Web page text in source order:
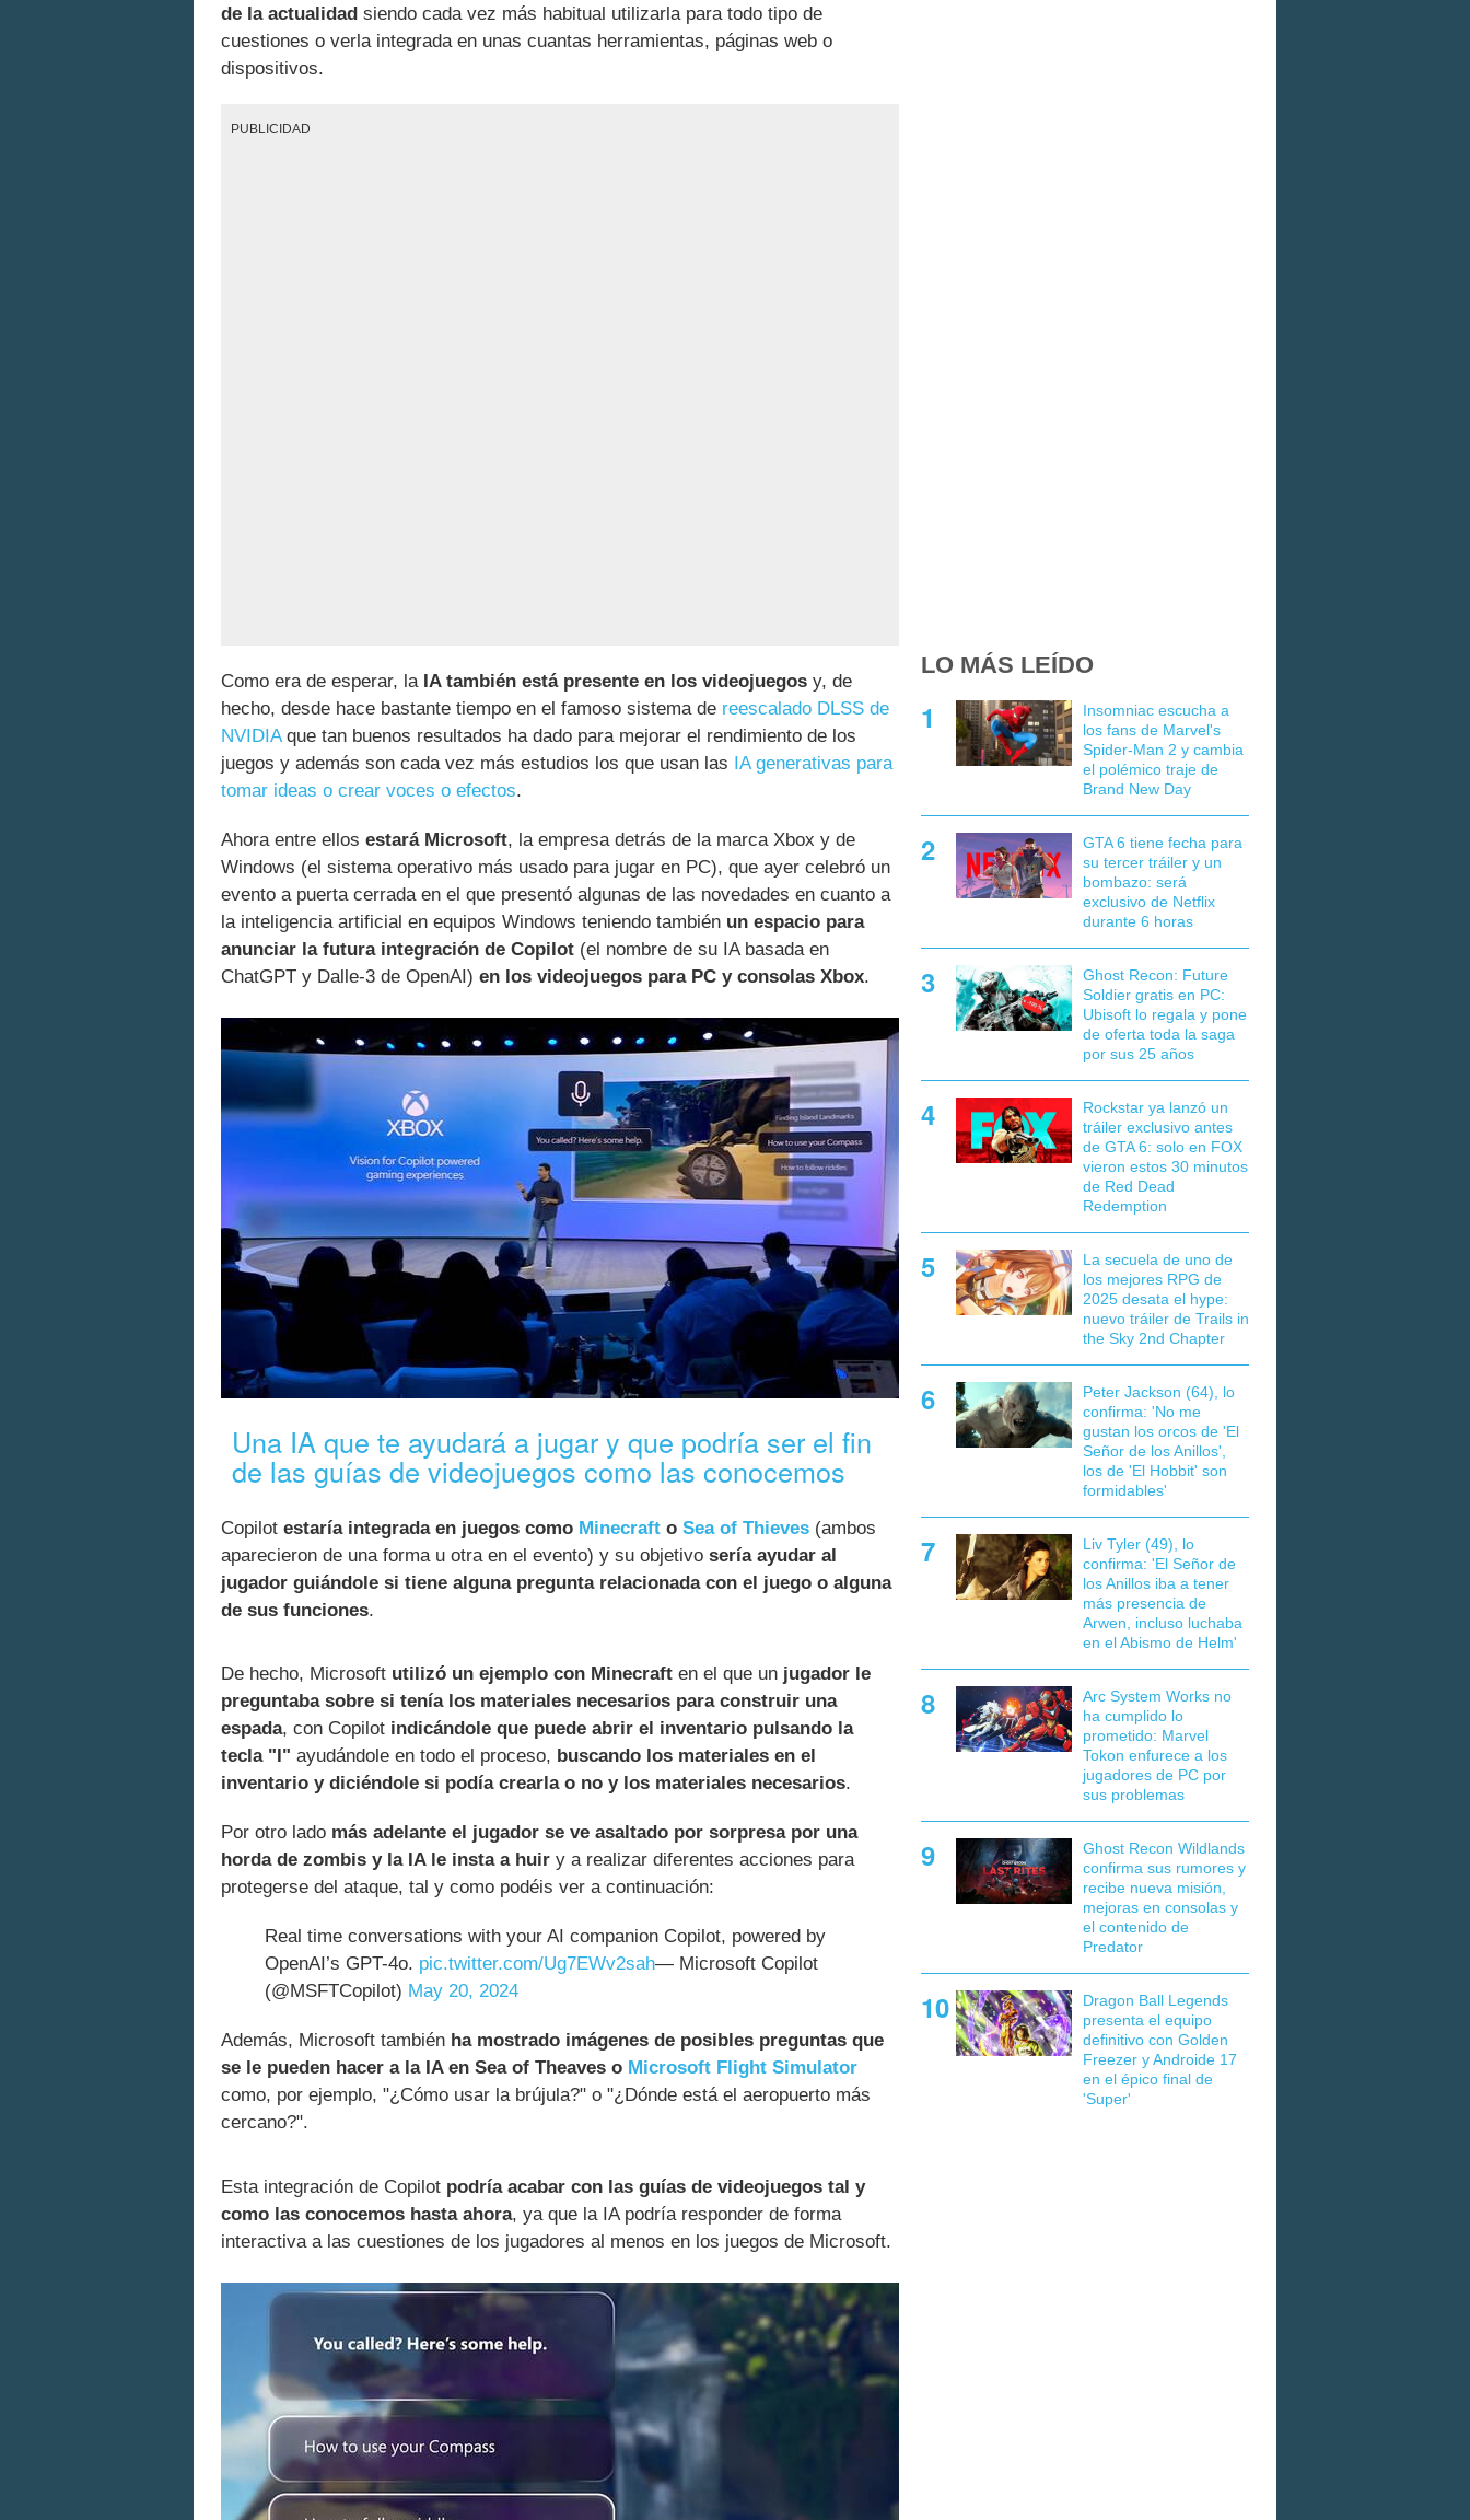
de la actualidad siendo cada vez más habitual utilizarla para todo tipo de
cuestiones o verla integrada en unas cuantas herramientas, páginas web o
dispositivos.
PUBLICIDAD
Como era de esperar, laIA también está presente en los videojuegos y, de
hecho, desde hace bastante tiempo en el famoso sistema de reescalado DLSS de
NVIDIAque tan buenos resultados ha dado para mejorar el rendimiento de los
juegos y además son cada vez más estudios los que usan las IA generativas para
tomar ideas o crear voces o efectos.
Ahora entre ellos estará Microsoft, la empresa detrás de la marca Xbox y de
Windows (el sistema operativo más usado para jugar en PC), que ayer celebró un
evento a puerta cerrada en el que presentó algunas de las novedades en cuanto a
la inteligencia artificial en equipos Windows teniendo también un espacio para
anunciar la futura integración de Copilot (el nombre de su IA basada en
ChatGPT y Dalle-3 de OpenAI) en los videojuegos para PC y consolas Xbox.
Una IA que te ayudará a jugar y que podría ser el fin
de las guías de videojuegos como las conocemos
Copilot estaría integrada en juegos como Minecraft o Sea of Thieves (ambos
aparecieron de una forma u otra en el evento) y su objetivo sería ayudar al
jugador guiándole si tiene alguna pregunta relacionada con el juego o alguna
de sus funciones.
De hecho, Microsoft utilizó un ejemplo con Minecraft en el que un jugador le
preguntaba sobre si tenía los materiales necesarios para construir una
espada, con Copilot indicándole que puede abrir el inventario pulsando la
tecla "I" ayudándole en todo el proceso, buscando los materiales en el
inventario y diciéndole si podía crearla o no y los materiales necesarios.
Por otro lado más adelante el jugador se ve asaltado por sorpresa por una
horda de zombis y la IA le insta a huir y a realizar diferentes acciones para
protegerse del ataque, tal y como podéis ver a continuación:
Real time conversations with your AI companion Copilot, powered by
OpenAI’s GPT-4o. pic.twitter.com/Ug7EWv2sah— Microsoft Copilot
(@MSFTCopilot) May 20, 2024
Además, Microsoft también ha mostrado imágenes de posibles preguntas que
se le pueden hacer a la IA en Sea of Theaves o Microsoft Flight Simulator
como, por ejemplo, "¿Cómo usar la brújula?" o "¿Dónde está el aeropuerto más
cercano?".
Esta integración de Copilot podría acabar con las guías de videojuegos tal y
como las conocemos hasta ahora, ya que la IA podría responder de forma
interactiva a las cuestiones de los jugadores al menos en los juegos de Microsoft.
LO MÁS LEÍDO
Insomniac escucha a
los fans de Marvel's
Spider-Man 2 y cambia
el polémico traje de
Brand New Day
GTA 6 tiene fecha para
su tercer tráiler y un
bombazo: será
exclusivo de Netflix
durante 6 horas
Ghost Recon: Future
Soldier gratis en PC:
Ubisoft lo regala y pone
de oferta toda la saga
por sus 25 años
Rockstar ya lanzó un
tráiler exclusivo antes
de GTA 6: solo en FOX
vieron estos 30 minutos
de Red Dead
Redemption
La secuela de uno de
los mejores RPG de
2025 desata el hype:
nuevo tráiler de Trails in
the Sky 2nd Chapter
Peter Jackson (64), lo
confirma: 'No me
gustan los orcos de 'El
Señor de los Anillos',
los de 'El Hobbit' son
formidables'
Liv Tyler (49), lo
confirma: 'El Señor de
los Anillos iba a tener
más presencia de
Arwen, incluso luchaba
en el Abismo de Helm'
Arc System Works no
ha cumplido lo
prometido: Marvel
Tokon enfurece a los
jugadores de PC por
sus problemas
Ghost Recon Wildlands
confirma sus rumores y
recibe nueva misión,
mejoras en consolas y
el contenido de
Predator
Dragon Ball Legends
presenta el equipo
definitivo con Golden
Freezer y Androide 17
en el épico final de
'Super'